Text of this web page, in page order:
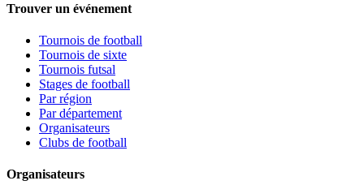
Trouver un événement
Tournois de football
Tournois de sixte
Tournois futsal
Stages de football
Par région
Par département
Organisateurs
Clubs de football
Organisateurs